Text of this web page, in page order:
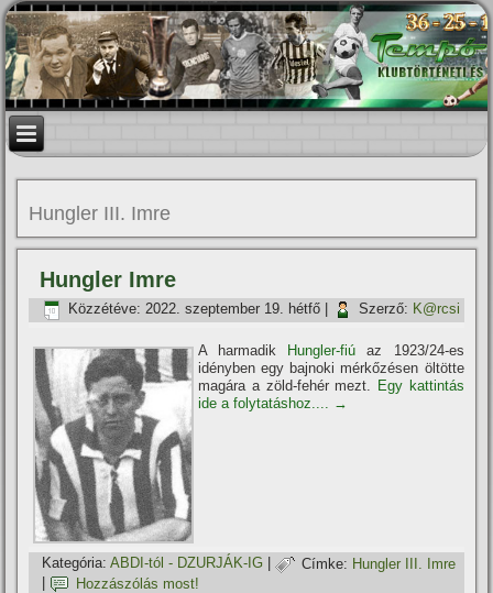
Hungler III. Imre
Hungler Imre
Közzétéve: 2022. szeptember 19. hétfő Szerző: K@rcsi
A harmadik Hungler-fiú az 1923/24-es
idényben egy bajnoki mérkőzésen öltötte
magára a zöld-fehér mezt. Egy kattintás
ide a folytatáshoz.... →
Kategória: ABDI-tól - DZURJÁK-IG | Címke: Hungler III. Imre
Hozzászólás most!